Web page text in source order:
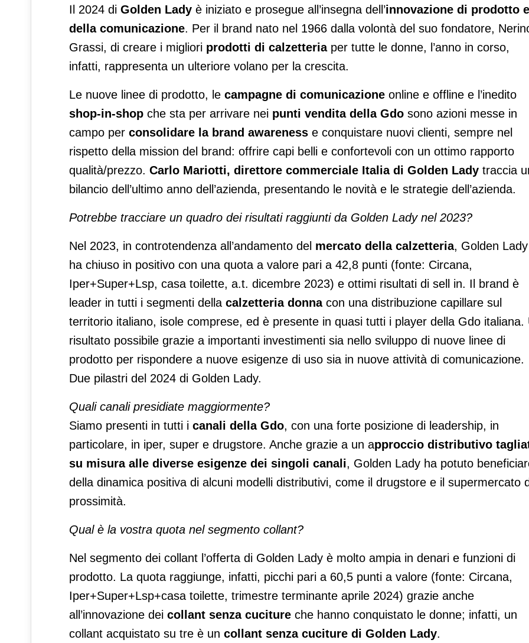
Il 2024 di Golden Lady è iniziato e prosegue all’insegna dell’innovazione di prodotto e
della comunicazione. Per il brand nato nel 1966 dalla volontà del suo fondatore,
Grassi, di creare i migliori prodotti di calzetteriaper tutte le donne, l’anno in corso,
infatti, rappresenta un ulteriore volano per la crescita.
Le nuove linee di prodotto, le campagne di comunicazione online e offline e l’inedito
shop-in-shop che sta per arrivare nei punti vendita della Gdo sono azioni messe in
campo per consolidare la brand awareness e conquistare nuovi clienti, sempre nel
rispetto della mission del brand: offrire capi belli e confortevoli con un ottimo rapporto
qualità/prezzo. Carlo Mariotti, direttore commerciale Italia di Golden Lady traccia
bilancio dell’ultimo anno dell’azienda, presentando le novità e le strategie dell’azienda.
Potrebbe tracciare un quadro dei risultati raggiunti da Golden Lady nel 2023?
Nel 2023, in controtendenza all’andamento del mercato della calzetteria, Golden Lady
ha chiuso in positivo con una quota a valore pari a 42,8 punti (fonte: Circana,
Iper+Super+Lsp, casa toilette, a.t. dicembre 2023) e ottimi risultati di sell in. Il brand è
leader in tutti i segmenti della calzetteria donnacon una distribuzione capillare sul
territorio italiano, isole comprese, ed è presente in quasi tutti i player della Gdo italiana.
risultato possibile grazie a importanti investimenti sia nello sviluppo di nuove linee di
prodotto per rispondere a nuove esigenze di uso sia in nuove attività di comunicazione.
Due pilastri del 2024 di Golden Lady.
Quali canali presidiate maggiormente?
Siamo presenti in tutti i canali della Gdo, con una forte posizione di leadership, in
particolare, in iper, super e drugstore. Anche grazie a un approccio distributivo
su misura alle diverse esigenze dei singoli canali, Golden Lady ha potuto
della dinamica positiva di alcuni modelli distributivi, come il drugstore e il supermercato
prossimità.
Qual è la vostra quota nel segmento collant?
Nel segmento dei collant l’offerta di Golden Lady è molto ampia in denari e funzioni di
prodotto. La quota raggiunge, infatti, picchi pari a 60,5 punti a valore (fonte: Circana,
Iper+Super+Lsp+casa toilette, trimestre terminante aprile 2024) grazie anche
all’innovazione dei collant senza cuciture che hanno conquistato le donne; infatti, un
collant acquistato su tre è un collant senza cuciture di Golden Lady.